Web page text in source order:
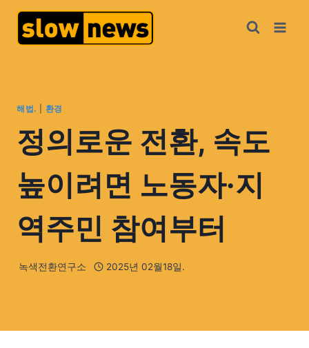
해법. 환경
정의로운 전환, 속도
높이려면 노동자·지
역주민 참여부터
녹색전환연구소 2025년 02월18일.